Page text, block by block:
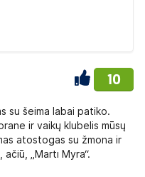
10
su šeima labai patiko.
ir vaikų klubelis mūsų
atostogas su žmona ir
„Martı Myra“.